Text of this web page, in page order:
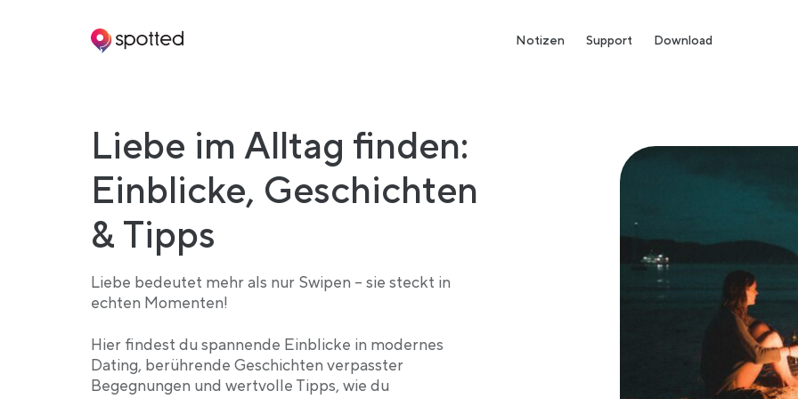
Main navigation Notizen Support Download
Liebe im Alltag finden:
Einblicke, Geschichten
& Tipps
Liebe bedeutet mehr als nur Swipen – sie steckt in
echten Momenten!
Hier findest du spannende Einblicke in modernes
Dating, berührende Geschichten verpasster
Begegnungen und wertvolle Tipps, wie du